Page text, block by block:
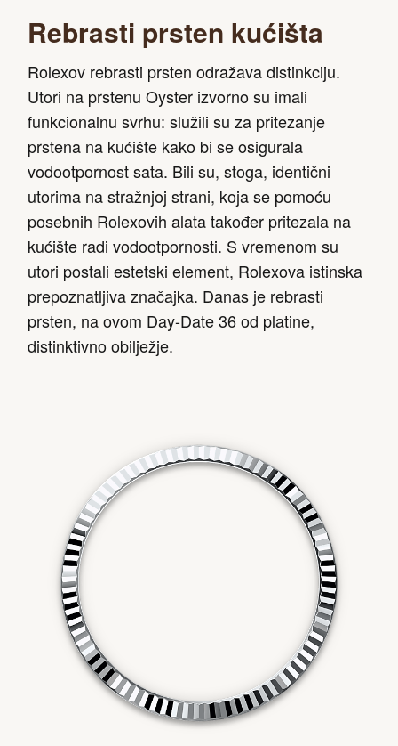
Rebrasti prsten kućišta
Rolexov rebrasti prsten odražava distinkciju.
Utori na prstenu Oyster izvorno su imali
funkcionalnu svrhu: služili su za pritezanje
prstena na kućište kako bi se osigurala
vodootpornost sata. Bili su, stoga, identični
utorima na stražnjoj strani, koja se pomoću
posebnih Rolexovih alata također pritezala na
kućište radi vodootpornosti. S vremenom su
utori postali estetski element, Rolexova istinska
prepoznatljiva značajka. Danas je rebrasti
prsten, na ovom Day-Date 36 od platine,
distinktivno obilježje.